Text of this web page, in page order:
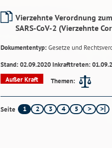
Vierzehnte Verordnung
SARS-CoV-2 (Vierzehnte
Dokumententyp:Gesetze und
Stand: 02.09.2020 Inkrafttreten:
Außer Kraft
Themen:
Seite 1 2 3 4 5